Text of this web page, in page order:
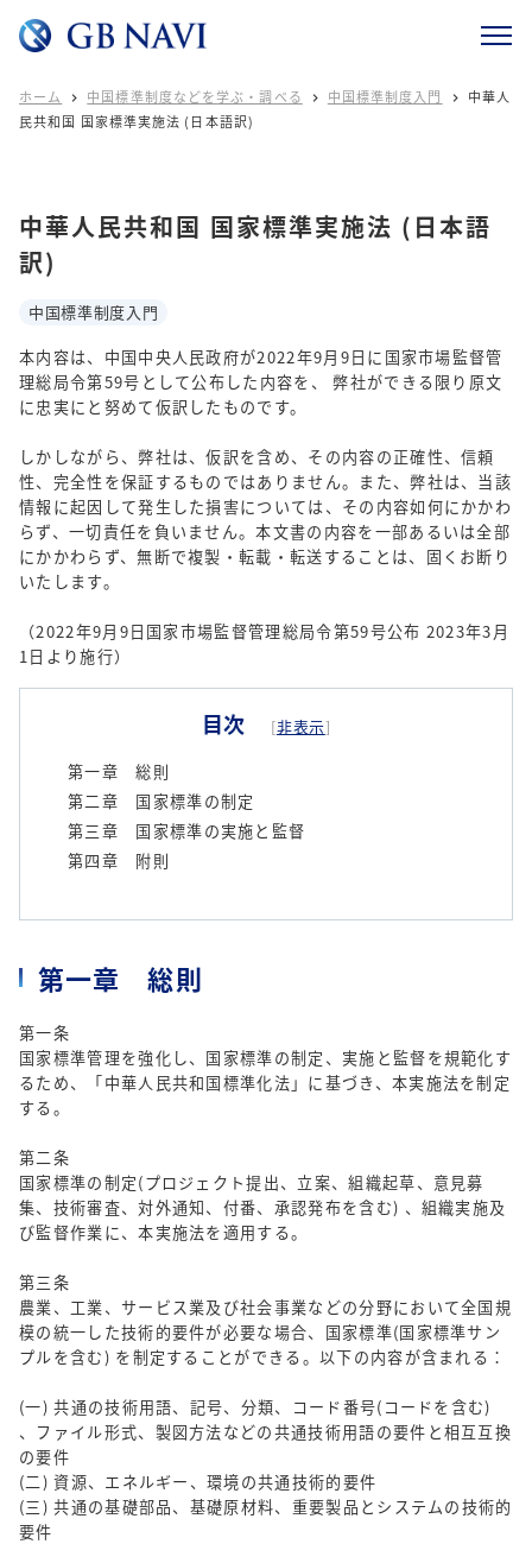
ホーム  中国標準制度などを学ぶ・調べる  中国標準制度入門 
中華人
民共和国 国家標準実施法 (日本語訳)
中華人民共和国 国家標準実施法 (日本語
訳)
中国標準制度入門
本内容は、中国中央人民政府が2022年9月9日に国家市場監督管
理総局令第59号として公布した内容を、 弊社ができる限り原文
に忠実にと努めて仮訳したものです。
しかしながら、弊社は、仮訳を含め、その内容の正確性、信頼
性、完全性を保証するものではありません。また、弊社は、当該
情報に起因して発生した損害については、その内容如何にかかわ
らず、一切責任を負いません。本文書の内容を一部あるいは全部
にかかわらず、無断で複製・転載・転送することは、固くお断り
いたします。
（2022年9月9日国家市場監督管理総局令第59号公布 2023年3月
1日より施行）
目次 [非表示]
第一章 総則
第二章 国家標準の制定
第三章 国家標準の実施と監督
第四章 附則
第一章 総則
第一条
国家標準管理を強化し、国家標準の制定、実施と監督を規範化す
るため、「中華人民共和国標準化法」に基づき、本実施法を制定
する。
第二条
国家標準の制定(プロジェクト提出、立案、組織起草、意見募
集、技術審査、対外通知、付番、承認発布を含む) 、組織実施及
び監督作業に、本実施法を適用する。
第三条
農業、工業、サービス業及び社会事業などの分野において全国規
模の統一した技術的要件が必要な場合、国家標準(国家標準サン
プルを含む) を制定することができる。以下の内容が含まれる：
(一) 共通の技術用語、記号、分類、コード番号(コードを含む)
、ファイル形式、製図方法などの共通技術用語の要件と相互互換
の要件
(二) 資源、エネルギー、環境の共通技術的要件
(三) 共通の基礎部品、基礎原材料、重要製品とシステムの技術的
要件